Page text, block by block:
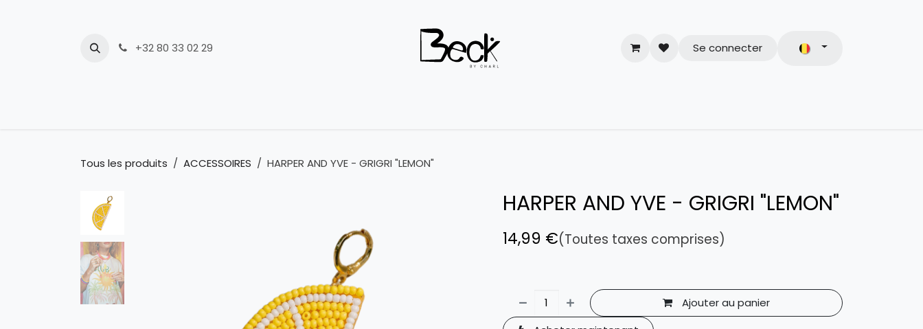
+32 80 33 02 29 Se connecter
Tous les produits ACCESSOIRES HARPER AND YVE - GRIGRI "LEMON"
HARPER AND YVE - GRIGRI "LEMON"
14,99 €(Toutes taxes comprises)
Ajouter au panier